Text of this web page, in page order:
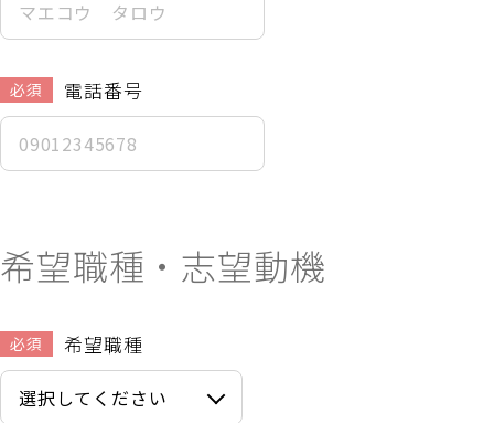
必須 電話番号
希望職種・志望動機
必須 希望職種